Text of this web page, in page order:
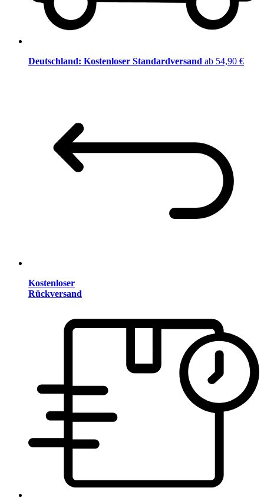
Deutschland: Kostenloser Standardversand ab 54,90 €
Kostenloser
Rückversand